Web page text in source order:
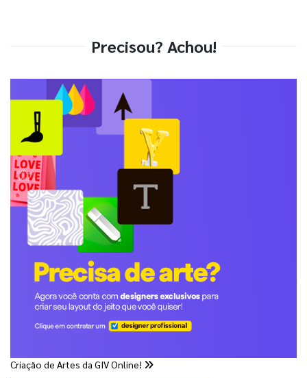
Precisou? Achou!
Criação de Artes da GIV Online!